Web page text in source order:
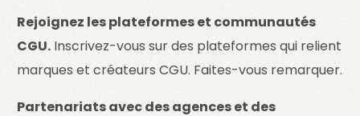
Rejoignez les plateformes et communautés
CGU. Inscrivez-vous sur des plateformes qui relient
marques et créateurs CGU. Faites-vous remarquer.
Partenariats avec des agences et des